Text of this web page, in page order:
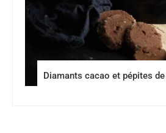
Diamants cacao et pépites